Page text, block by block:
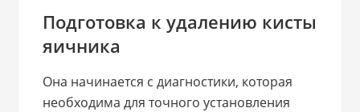
Подготовка к удалению кисты
яичника
Она начинается с диагностики, которая
необходима для точного установления